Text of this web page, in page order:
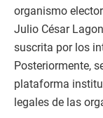
organismo
Julio César
suscrita por los
Posteriormente,
plataforma
legales de las